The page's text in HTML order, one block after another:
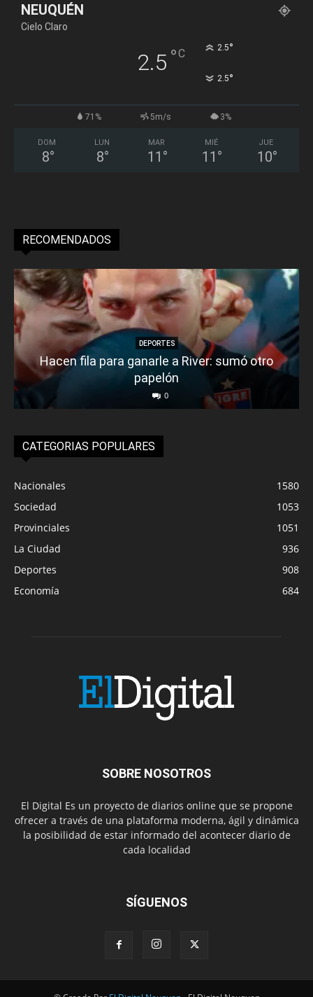
NEUQUÉN
Cielo Claro
2.5 °C 2.5°
2.5°
71% 5m/s 3%
DOM
8°
LUN
8°
MAR
11 °
MIÉ
11 °
JUE
10°
RECOMENDADOS
DEPORTES
Hacen fila para ganarle a River: sumó otro
papelón
0
CATEGORIAS POPULARES
Nacionales
1580
Sociedad
1053
Provinciales
1051
La Ciudad
936
Deportes
908
Economía
684
SOBRE NOSOTROS
El Digital Es un proyecto de diarios online que se propone
ofrecer a través de una plataforma moderna, ágil y dinámica
la posibilidad de estar informado del acontecer diario de
cada localidad
SÍGUENOS